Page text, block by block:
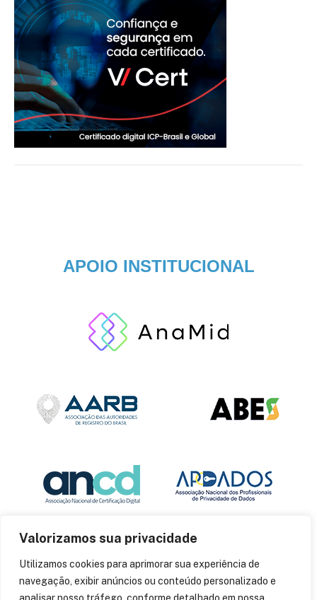
Valorizamos sua privacidade
Utilizamos cookies para aprimorar sua experiência de
navegação, exibir anúncios ou conteúdo personalizado e
APOIO INSTITUCIONAL